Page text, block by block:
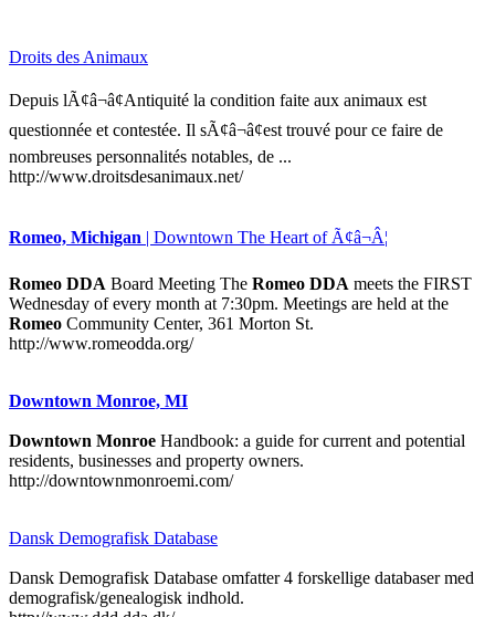
Droits des Animaux
Depuis lÃ¢â¬â¢Antiquité la condition faite aux animaux est
questionnée et contestée. Il sÃ¢â¬â¢est trouvé pour ce faire de
nombreuses personnalités notables, de ...
http://www.droitsdesanimaux.net/
Romeo, Michigan | Downtown The Heart of Ã¢â¬Â¦
Romeo DDA Board Meeting The Romeo DDA meets the FIRST
Wednesday of every month at 7:30pm. Meetings are held at the
Romeo Community Center, 361 Morton St.
http://www.romeodda.org/
Downtown Monroe, MI
Downtown Monroe Handbook: a guide for current and potential
residents, businesses and property owners.
http://downtownmonroemi.com/
Dansk Demografisk Database
Dansk Demografisk Database omfatter 4 forskellige databaser med
demografisk/genealogisk indhold.